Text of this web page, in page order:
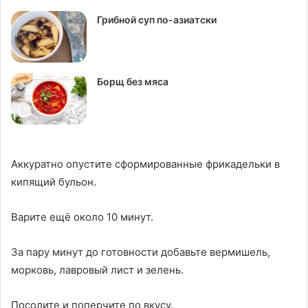
Грибной суп по-азиатски
Борщ без мяса
Аккуратно опустите сформированные фрикадельки в
кипящий бульон.
Варите ещё около 10 минут.
За пару минут до готовности добавьте вермишель,
морковь, лавровый лист и зелень.
Посолите и поперчите по вкусу.